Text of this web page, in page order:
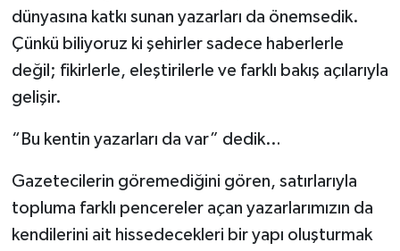
dünyasına katkı sunan yazarları da önemsedik.
Çünkü biliyoruz ki şehirler sadece haberlerle
değil; fikirlerle, eleştirilerle ve farklı bakış açılarıyla
gelişir.
“Bu kentin yazarları da var” dedik…
Gazetecilerin göremediğini gören, satırlarıyla
topluma farklı pencereler açan yazarlarımızın da
kendilerini ait hissedecekleri bir yapı oluşturmak